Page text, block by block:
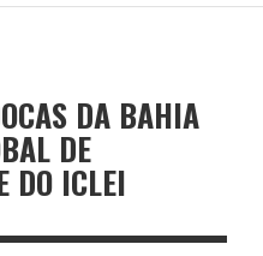
DA BAHIA
DE
DO ICLEI